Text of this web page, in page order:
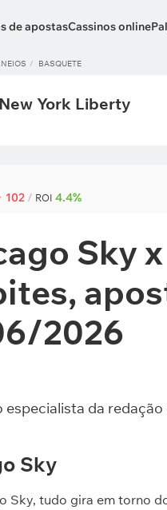
de apostasCassinos online
BASQUETE
York Liberty
102 / ROI 4.4%
Sky
2026
especialista da
Sky
Sky, tudo gira em torno